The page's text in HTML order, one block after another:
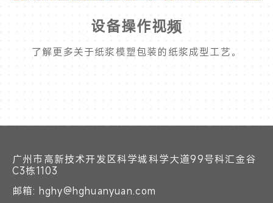
设备操作视频
了解更多关于纸浆模塑包装的纸浆成型工艺。
广州市高新技术开发区科学城科学大道99号科汇金谷
C3栋1103
邮箱: hghy@hghuanyuan.com